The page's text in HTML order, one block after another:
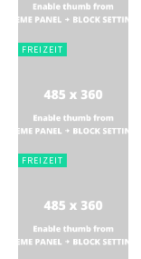
FREIZEIT
FREIZEIT